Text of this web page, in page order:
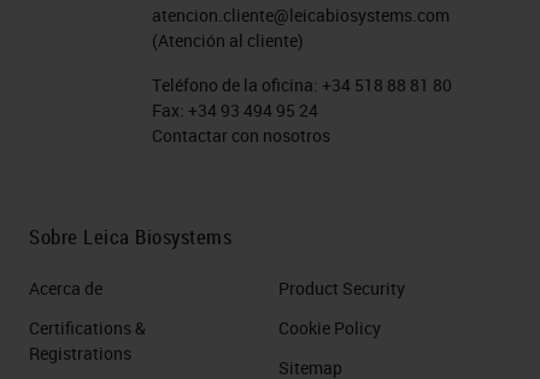
atencion.cliente@leicabiosystems.com
(Atención al cliente)
Teléfono de la oficina: +34 518 88 81 80
Fax: +34 93 494 95 24
Contactar con nosotros
Sobre Leica Biosystems
Acerca de
Certifications &
Registrations
Product Security
Cookie Policy
Sitemap